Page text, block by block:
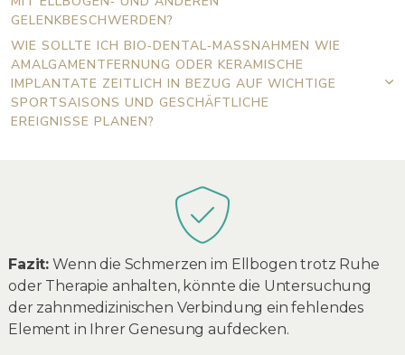
GELENKBESCHWERDEN?
WIE SOLLTE ICH BIO‑DENTAL‑MASSNAHMEN WIE A
MALGAMENTFERNUNG ODER KERAMISCHE I
MPLANTATE ZEITLICH IN BEZUG AUF WICHTIGE S
PORTSAISONS UND GESCHÄFTLICHE E
REIGNISSE PLANEN?
Fazit: Wenn die Schmerzen im Ellbogen trotz Ruhe
oder Therapie anhalten, könnte die Untersuchung
der zahnmedizinischen Verbindung ein fehlendes
Element in Ihrer Genesung aufdecken.